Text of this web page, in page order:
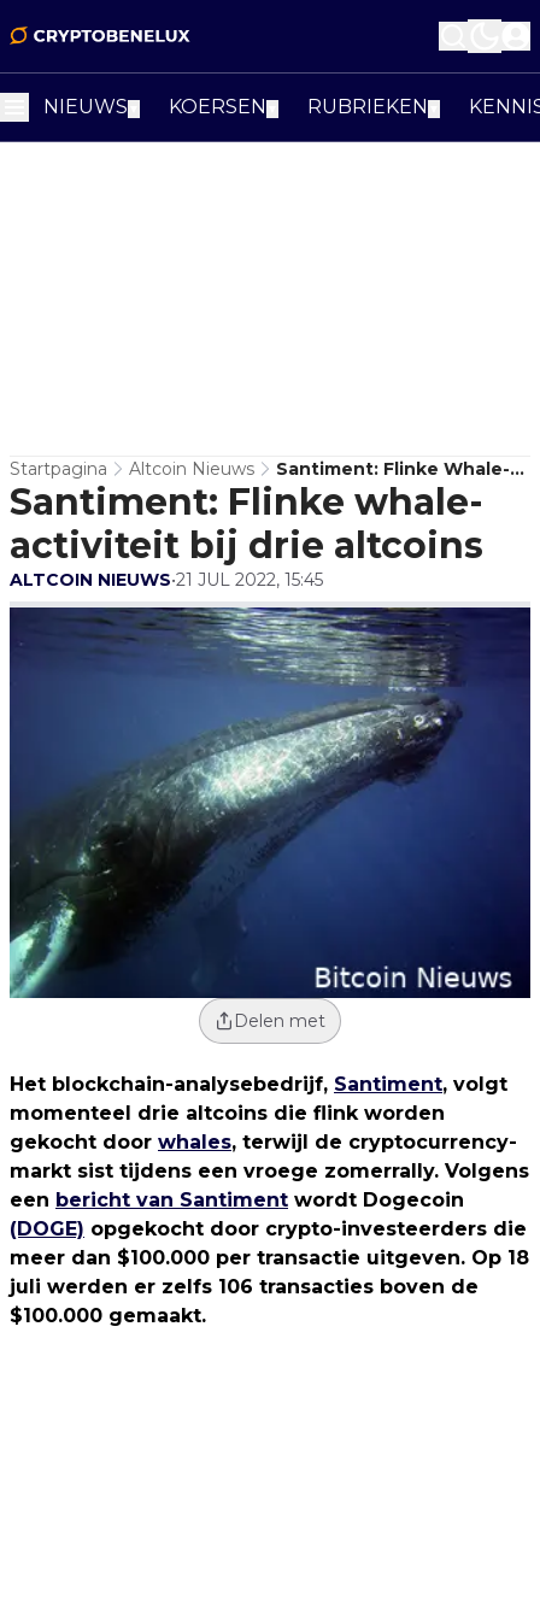
NIEUWS KOERSEN RUBRIEKEN
Startpagina Altcoin Nieuws
Santiment: Flinke Whale-
Activiteit Bij Drie Altcoins
Santiment: Flinke whale-
activiteit bij drie altcoins
ALTCOIN NIEUWS•21 JUL 2022, 15:45
Delen met
Het blockchain-analysebedrijf, Santiment, volgt
momenteel drie altcoins die flink worden
gekocht door whales, terwijl de cryptocurrency-
markt sist tijdens een vroege zomerrally. Volgens
een bericht van Santiment wordt Dogecoin
(DOGE) opgekocht door crypto-investeerders die
meer dan $100.000 per transactie uitgeven. Op 18
juli werden er zelfs 106 transacties boven de
$100.000 gemaakt.